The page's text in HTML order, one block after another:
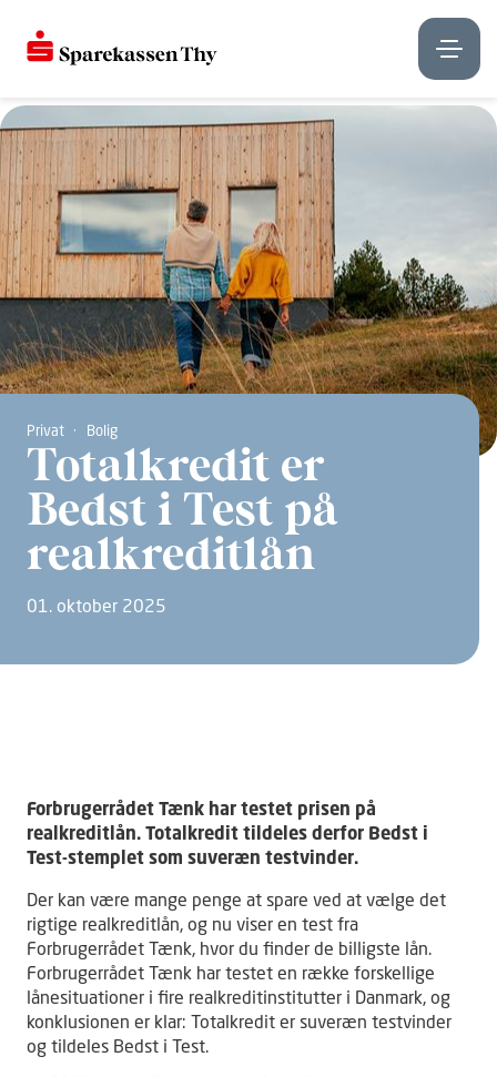
Privat Bolig
Totalkredit er
Bedst i Test på
realkreditlån
01. oktober 2025
Forbrugerrådet Tænk har testet prisen på
realkreditlån. Totalkredit tildeles derfor Bedst i
Test-stemplet som suveræn testvinder.
Der kan være mange penge at spare ved at vælge det
rigtige realkreditlån, og nu viser en test fra
Forbrugerrådet Tænk, hvor du finder de billigste lån.
Forbrugerrådet Tænk har testet en række forskellige
lånesituationer i fire realkreditinstitutter i Danmark, og
konklusionen er klar: Totalkredit er suveræn testvinder
og tildeles Bedst i Test.